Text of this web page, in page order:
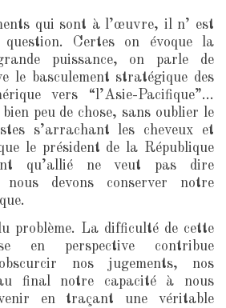
qui sont à l’œuvre, il n’ est
question. Certes on évoque la
puissance, on parle de
le basculement stratégique des
vers “l’Asie-Pacifique”…
peu de chose, sans oublier le
s’arrachant les cheveux et
le président de la République
qu’allié ne veut pas dire
devons conserver notre
problème. La difficulté de cette
en perspective contribue
nos jugements, nos
final notre capacité à nous
en traçant une véritable